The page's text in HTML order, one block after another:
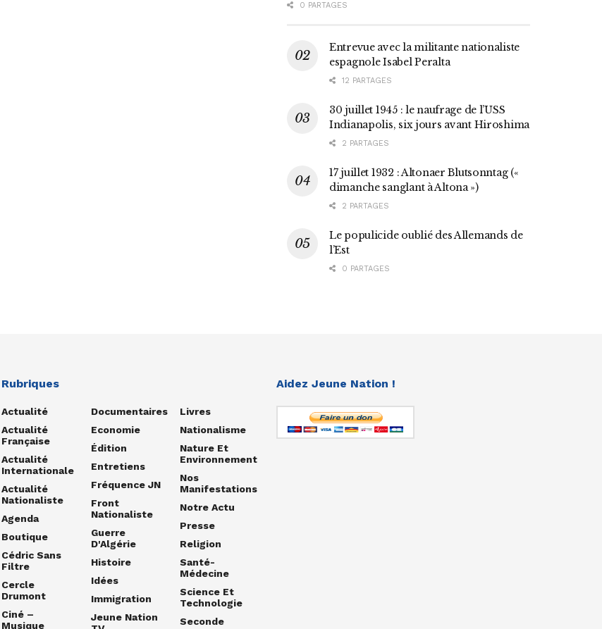
0 PARTAGES
Entrevue avec la militante nationaliste
espagnole Isabel Peralta
12 PARTAGES
30 juillet 1945 : le naufrage de l’USS
Indianapolis, six jours avant Hiroshima
2 PARTAGES
17 juillet 1932 : Altonaer Blutsonntag («
dimanche sanglant à Altona »)
2 PARTAGES
Le populicide oublié des Allemands de
l’Est
0 PARTAGES
Rubriques
Actualité
Actualité
Française
Actualité
Internationale
Actualité
Nationaliste
Agenda
Boutique
Cédric Sans
Filtre
Cercle
Drumont
Ciné –
Musique
Documentaires
Economie
Édition
Entretiens
Fréquence JN
Front
Nationaliste
Guerre
D'Algérie
Histoire
Idées
Immigration
Jeune Nation
Livres
Nationalisme
Nature Et
Environnement
Nos
Manifestations
Notre Actu
Presse
Religion
Santé-
Médecine
Science Et
Technologie
Seconde
Aidez Jeune Nation !